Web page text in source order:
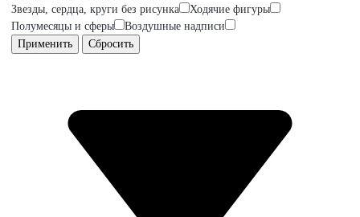
Звезды, сердца, круги без рисунка
Ходячие фигуры
Полумесяцы и сферы
Воздушные надписи
Применить
Сбросить